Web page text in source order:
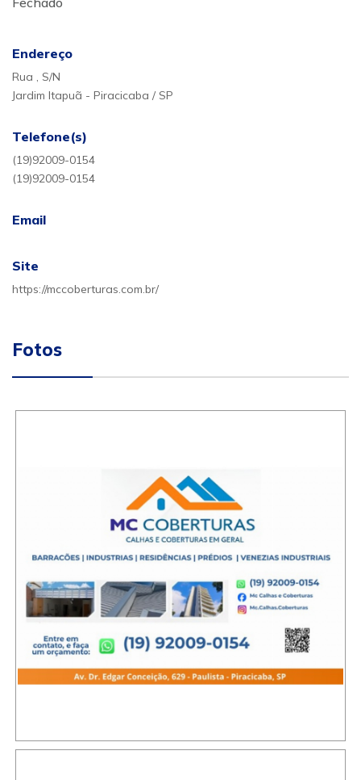
Endereço
Rua , S/N
Jardim Itapuã - Piracicaba / SP
Telefone(s)
(19)92009-0154
(19)92009-0154
Email
Site
https://mccoberturas.com.br/
Fotos